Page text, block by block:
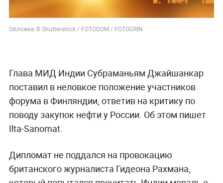
Обложка © Shutterstock / FOTODOM / FOTOGRIN
Глава МИД Индии Субраманьям Джайшанкар
поставил в неловкое положение участников
форума в Финляндии, ответив на критику по
поводу закупок нефти у России. Об этом пишет
Ilta-Sanomat.
Дипломат не поддался на провокацию
британского журналиста Гидеона Рахмана,